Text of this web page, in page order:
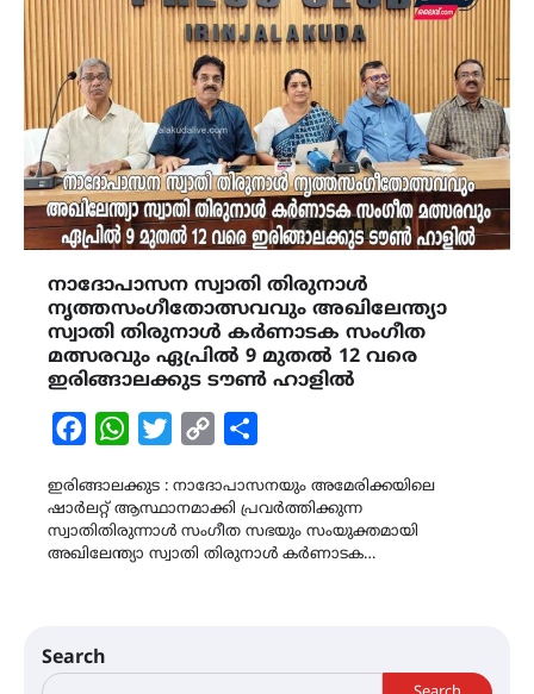
നാദോപാസന സ്വാതി തിരുനാൾ
നൃത്തസംഗീതോത്സവവും അഖിലേന്ത്യാ
സ്വാതി തിരുനാൾ കർണാടക സംഗീത
മത്സരവും ഏപ്രിൽ 9 മുതൽ 12 വരെ
ഇരിങ്ങാലക്കുട ടൗൺ ഹാളിൽ
FacebookWhatsAppTwitterCopy
ഇരിങ്ങാലക്കുട : നാദോപാസനയും അമേരിക്കയിലെ
ഷാർലറ്റ് ആസ്ഥാനമാക്കി പ്രവർത്തിക്കുന്ന
സ്വാതിതിരുന്നാൾ സംഗീത സഭയും സംയുക്തമായി
അഖിലേന്ത്യാ സ്വാതി തിരുനാൾ കർണാടക…
Search